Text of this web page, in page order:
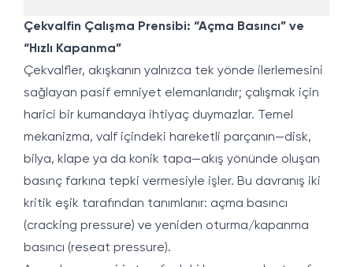
Çekvalfin Çalışma Prensibi: “Açma Basıncı” ve
“Hızlı Kapanma”
Çekvalfler, akışkanın yalnızca tek yönde ilerlemesini
sağlayan pasif emniyet elemanlarıdır; çalışmak için
harici bir kumandaya ihtiyaç duymazlar. Temel
mekanizma, valf içindeki hareketli parçanın—disk,
bilya, klape ya da konik tapa—akış yönünde oluşan
basınç farkına tepki vermesiyle işler. Bu davranış iki
kritik eşik tarafından tanımlanır: açma basıncı
(cracking pressure) ve yeniden oturma/kapanma
basıncı (reseat pressure).